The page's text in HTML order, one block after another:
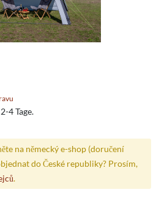
4 Tage.
na německý e-shop (doručení
do České republiky? Prosím,
.